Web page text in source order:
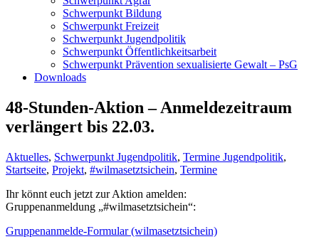
Schwerpunkt Bildung
Schwerpunkt Freizeit
Schwerpunkt Jugendpolitik
Schwerpunkt Öffentlichkeitsarbeit
Schwerpunkt Prävention sexualisierte Gewalt – PsG
Downloads
48-Stunden-Aktion – Anmeldezeitraum
verlängert bis 22.03.
Aktuelles, Schwerpunkt Jugendpolitik, Termine Jugendpolitik,
Startseite, Projekt, #wilmasetztsichein, Termine
Ihr könnt euch jetzt zur Aktion amelden:
Gruppenanmeldung „#wilmasetztsichein“:
Gruppenanmelde-Formular (wilmasetztsichein)